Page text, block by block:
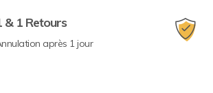
& 1 Retours
après 1 jour